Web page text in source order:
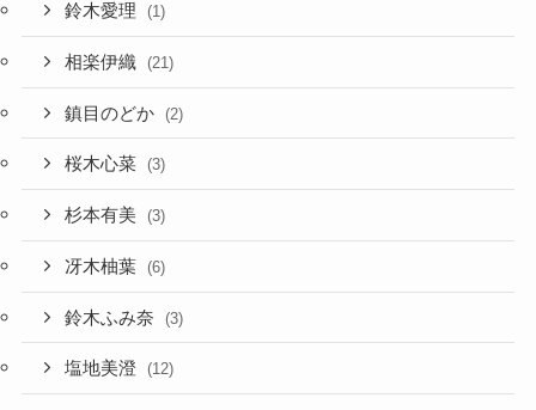
鈴木愛理 (1)
相楽伊織 (21)
鎮目のどか (2)
桜木心菜 (3)
杉本有美 (3)
冴木柚葉 (6)
鈴木ふみ奈 (3)
塩地美澄 (12)